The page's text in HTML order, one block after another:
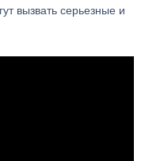
вызвать серьезные и